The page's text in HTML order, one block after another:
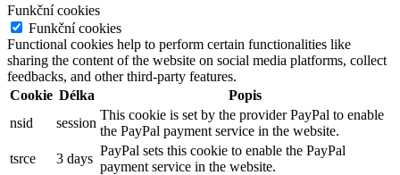
Funkční cookies
Funkční cookies
Functional cookies help to perform certain functionalities like
sharing the content of the website on social media platforms, collect
feedbacks, and other third-party features.
Cookie Délka
Popis
nsid
session
This cookie is set by the provider PayPal to enable
the PayPal payment service in the website.
tsrce
3 days
PayPal sets this cookie to enable the PayPal
payment service in the website.